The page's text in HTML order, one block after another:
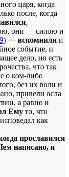
царя, когда
после, когда
,
они — силою и
) — вспомнили и
событие, и
дело, но есть
что так
о ком-либо
без их воли и
привели осла
а равно и
Ему то, что
как
прославился
написано, и